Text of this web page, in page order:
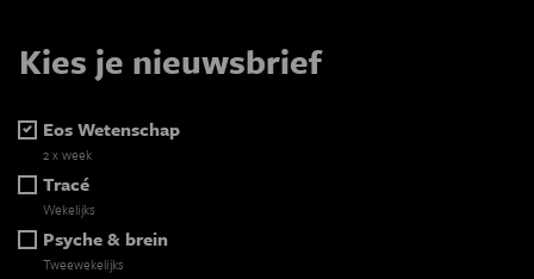
Kies je nieuwsbrief
Eos Wetenschap
2 x week
Tracé
Wekelijks
Psyche & brein
Tweewekelijks